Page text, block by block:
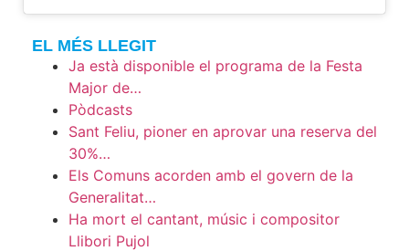
EL MÉS LLEGIT
Ja està disponible el programa de la Festa
Major de…
Pòdcasts
Sant Feliu, pioner en aprovar una reserva del
30%…
Els Comuns acorden amb el govern de la
Generalitat…
Ha mort el cantant, músic i compositor
Llibori Pujol